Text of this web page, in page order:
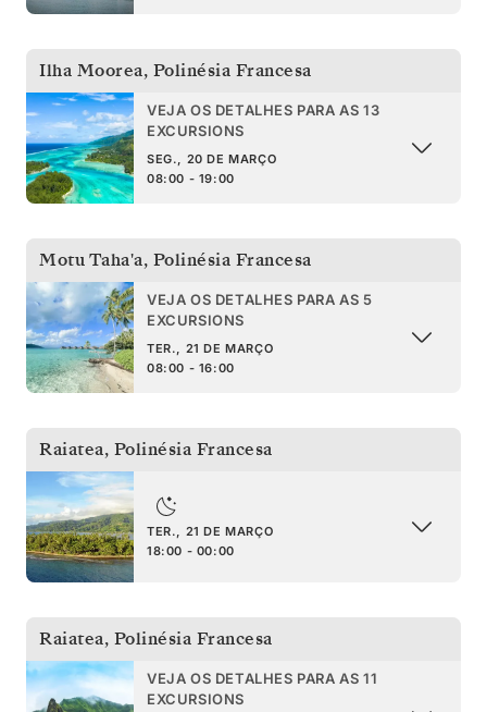
Ilha Moorea, Polinésia Francesa
VEJA OS DETALHES PARA AS 13
EXCURSIONS
SEG., 20 DE MARÇO
08:00 - 19:00
Motu Taha'a, Polinésia Francesa
VEJA OS DETALHES PARA AS 5
EXCURSIONS
TER., 21 DE MARÇO
08:00 - 16:00
Raiatea, Polinésia Francesa
TER., 21 DE MARÇO
18:00 - 00:00
Raiatea, Polinésia Francesa
VEJA OS DETALHES PARA AS 11
EXCURSIONS